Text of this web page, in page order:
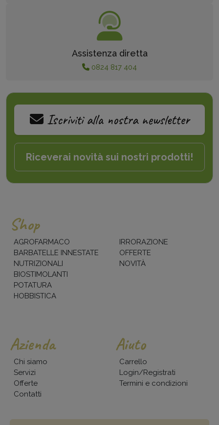
Assistenza diretta
0824 817 404
Iscriviti alla nostra newsletter
Riceverai novità sui nostri prodotti!
Shop
AGROFARMACO
BARBATELLE INNESTATE
NUTRIZIONALI
BIOSTIMOLANTI
POTATURA
HOBBISTICA
IRRORAZIONE
OFFERTE
NOVITÀ
Azienda
Chi siamo
Servizi
Offerte
Contatti
Aiuto
Carrello
Login/Registrati
Termini e condizioni